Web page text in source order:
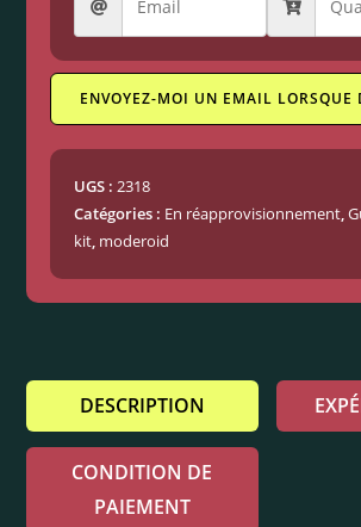
ENVOYEZ-MOI UN EMAIL LORSQUE
UGS : 2318
Catégories : En réapprovisionnement ,
kit moderoid
DESCRIPTION
CONDITION DE
PAIEMENT